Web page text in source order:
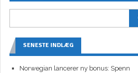
SENESTE INDLÆG
Norwegian lancerer ny bonus: Spenn